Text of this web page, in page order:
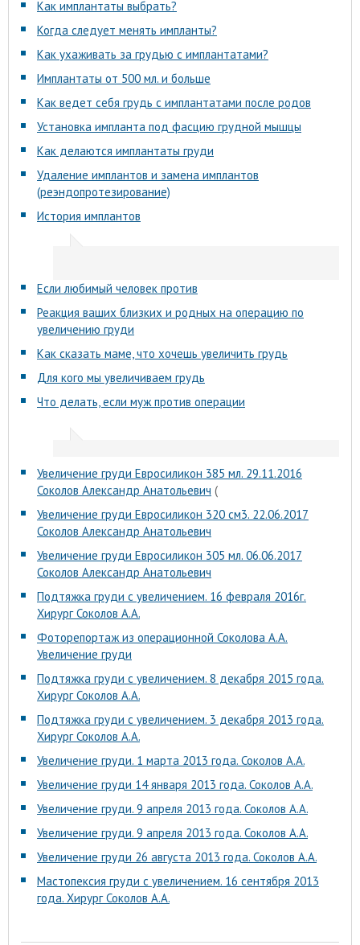
Как имплантаты выбрать?
Когда следует менять импланты?
Как ухаживать за грудью с имплантатами?
Имплантаты от 500 мл. и больше
Как ведет себя грудь с имплантатами после родов
Установка импланта под фасцию грудной мышцы
Как делаются имплантаты груди
Удаление имплантов и замена имплантов
(реэндопротезирование)
История имплантов
Если любимый человек против
Реакция ваших близких и родных на операцию по
увеличению груди
Как сказать маме, что хочешь увеличить грудь
Для кого мы увеличиваем грудь
Что делать, если муж против операции
Увеличение груди Евросиликон 385 мл. 29.11.2016
Соколов Александр Анатольевич (
Увеличение груди Евросиликон 320 см3. 22.06.2017
Соколов Александр Анатольевич
Увеличение груди Евросиликон 305 мл. 06.06.2017
Соколов Александр Анатольевич
Подтяжка груди с увеличением. 16 февраля 2016г.
Хирург Соколов А.А.
Фоторепортаж из операционной Соколова А.А.
Увеличение груди
Подтяжка груди с увеличением. 8 декабря 2015 года.
Хирург Соколов А.А.
Подтяжка груди с увеличением. 3 декабря 2013 года.
Хирург Соколов А.А.
Увеличение груди. 1 марта 2013 года. Соколов А.А.
Увеличение груди 14 января 2013 года. Соколов А.А.
Увеличение груди. 9 апреля 2013 года. Соколов А.А.
Увеличение груди. 9 апреля 2013 года. Соколов А.А.
Увеличение груди 26 августа 2013 года. Соколов А.А.
Мастопексия груди с увеличением. 16 сентября 2013
года. Хирург Соколов А.А.